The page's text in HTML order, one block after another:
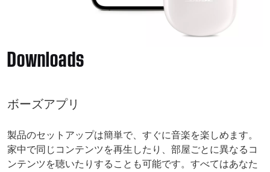
Downloads
ボーズアプリ
製品のセットアップは簡単で、すぐに音楽を楽しめます。
家中で同じコンテンツを再生したり、部屋ごとに異なるコ
ンテンツを聴いたりすることも可能です。すべてはあなた